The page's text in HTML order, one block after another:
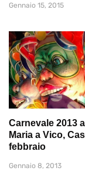
Gennaio 15, 2015
Carnevale 2013
Maria a Vico,
febbraio
Gennaio 8, 2013